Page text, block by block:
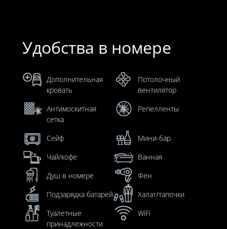
Удобства в номере
Дополнительная
кровать
Потолочный
вентилятор
Антимоскитная
сетка
Репелленты
Сейф
Мини-бар
Чай/кофе
Ванная
Душ в номере
Фен
Подзарядка батарей
Халат/тапочки
Туалетные
принадлежности
WiFi